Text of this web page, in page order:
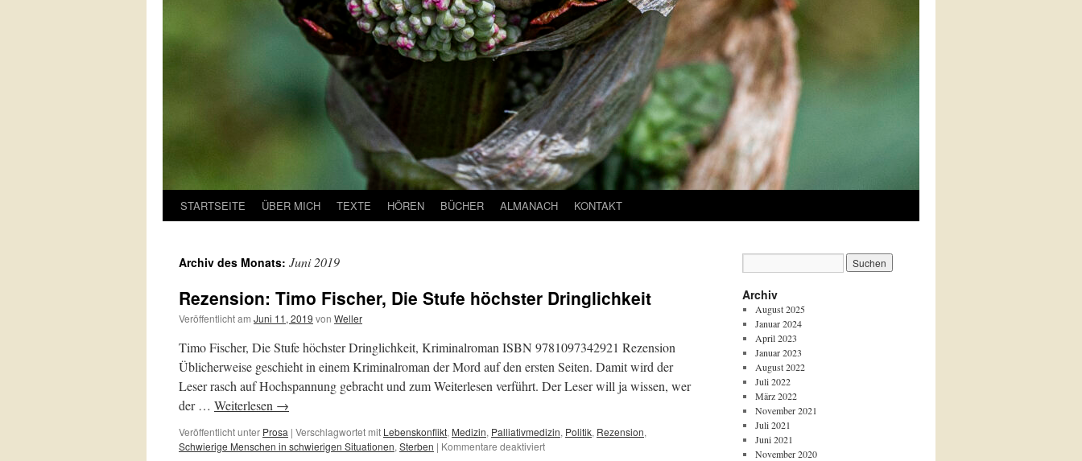
STARTSEITE ÜBER MICH TEXTE HÖREN BÜCHER ALMANACH KONTAKT
Archiv des Monats: Juni 2019
Rezension: Timo Fischer, Die Stufe höchster Dringlichkeit
Veröffentlicht am Juni 11, 2019 von Weller
Timo Fischer, Die Stufe höchster Dringlichkeit, Kriminalroman ISBN 9781097342921 Rezension
Üblicherweise geschieht in einem Kriminalroman der Mord auf den ersten Seiten. Damit wird der
Leser rasch auf Hochspannung gebracht und zum Weiterlesen verführt. Der Leser will ja wissen, wer
der … Weiterlesen →
Veröffentlicht unter Prosa | Verschlagwortet mit Lebenskonflikt, Medizin, Palliativmedizin, Politik, Rezension,
Schwierige Menschen in schwierigen Situationen, Sterben | Kommentare deaktiviertfür
Archiv
August 2025
Januar 2024
April 2023
Januar 2023
August 2022
Juli 2022
März 2022
November 2021
Juli 2021
Juni 2021
November 2020